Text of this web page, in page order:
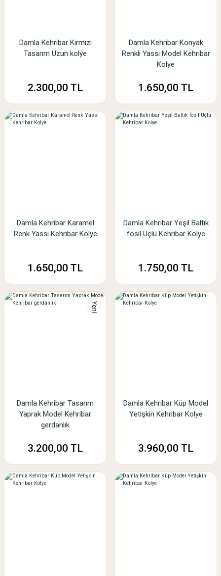
Damla Kehribar Kırmızı
Tasarım Uzun kolye
2.300,00 TL
Damla Kehribar Konyak
Renkli Yassı Model Kehribar
Kolye
1.650,00 TL
Damla Kehribar Karamel
Renk Yassı Kehribar Kolye
1.650,00 TL
Damla Kehribar Yeşil Baltık
fosil Uçlu Kehribar Kolye
1.750,00 TL
Yeni
Damla Kehribar Tasarım
Yaprak Model Kehribar
gerdanlık
3.200,00 TL
Damla Kehribar Küp Model
Yetişkin Kehribar Kolye
3.960,00 TL